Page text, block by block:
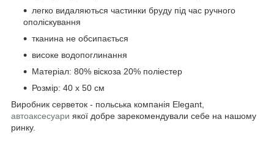
легко видаляються частинки бруду під час ручного
ополіскування
тканина не обсипається
високе водопоглинання
Матеріал: 80% віскоза 20% поліестер
Розмір: 40 х 50 см
Виробник серветок - польська компанія Elegant,
автоаксесуари якої добре зарекомендували себе на нашому
ринку.